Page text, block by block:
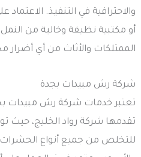
والاحترافية في التنفيذ.
أو مكتبية نظيفة وخالية من
الممتلكات والأثاث من أي أضرار
شركة رش مبيدات بجدة
تعتبر خدمات شركة رش مبيدات
تقدمها شركة رواد الخليج، حيث
للتخلص من جميع أنواع الحشرات